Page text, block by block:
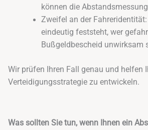
können die
Zweifel an der
eindeutig feststeht, wer
Bußgeldbescheid unwirksam
Wir prüfen Ihren Fall genau und helfen
Verteidigungsstrategie zu entwickeln.
Was sollten Sie tun, wenn Ihnen ein